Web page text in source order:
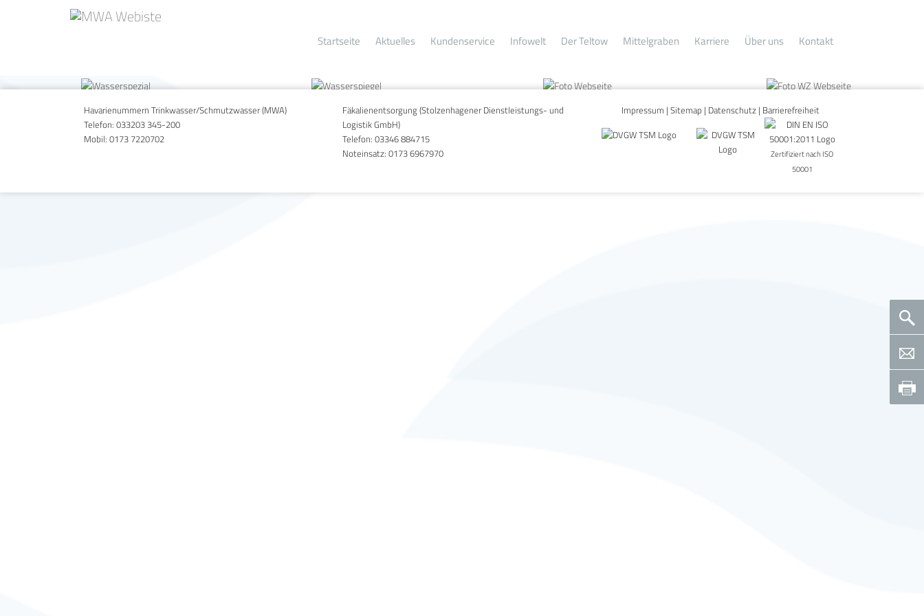
Startseite Aktuelles Kundenservice Infowelt Der Teltow Mittelgraben Karriere Über uns Kontakt
Titelseite_MWA Wasserzeitung_Internet
Havarienummern Trinkwasser/Schmutzwasser (MWA)
Telefon: 033203 345-200
Mobil: 0173 7220702
Fäkalienentsorgung (Stolzenhagener Dienstleistungs- und
Logistik GmbH)
Telefon:03346 884715
Noteinsatz:0173 6967970
Impressum |Sitemap | Datenschutz | Barrierefreiheit
Zertifiziert nach ISO
50001